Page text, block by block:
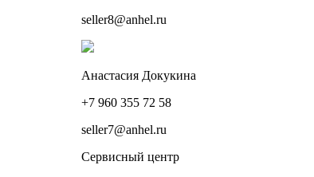
seller8@anhel.ru
Анастасия Докукина
+7 960 355 72 58
seller7@anhel.ru
Сервисный центр